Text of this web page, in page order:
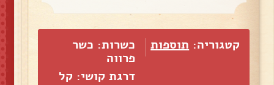
קטגוריה: תוספות
כשרות: כשר
פרווה
דרגת קושי: קל